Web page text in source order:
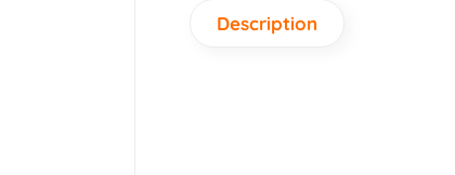
Description